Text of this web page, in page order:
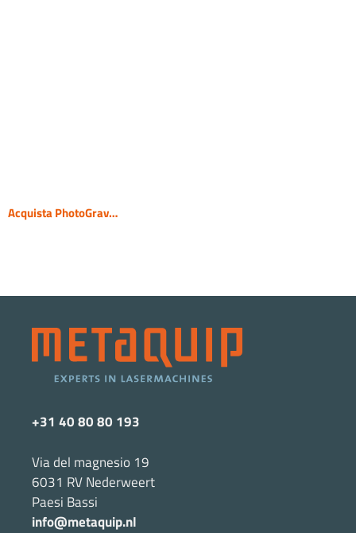
Acquista PhotoGrav…
+31 40 80 80 193
Via del magnesio 19
6031 RV Nederweert
Paesi Bassi
info@metaquip.nl